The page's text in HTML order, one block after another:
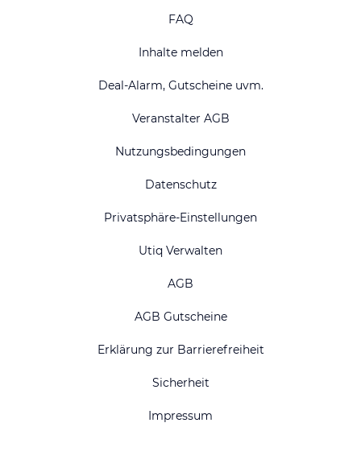
FAQ
Inhalte melden
Deal-Alarm, Gutscheine uvm.
Veranstalter AGB
Nutzungsbedingungen
Datenschutz
Privatsphäre-Einstellungen
Utiq Verwalten
AGB
AGB Gutscheine
Erklärung zur Barrierefreiheit
Sicherheit
Impressum